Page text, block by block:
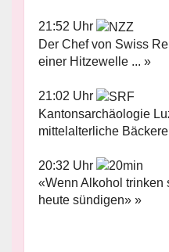
21:52 Uhr
Der Chef von Swiss
einer Hitzewelle ... »
21:02 Uhr
Kantonsarchäologie
mittelalterliche
20:32 Uhr
«Wenn Alkohol trinken
heute sündigen» »